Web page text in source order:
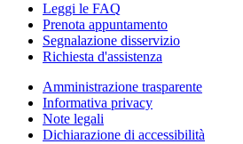
Leggi le FAQ
Prenota appuntamento
Segnalazione disservizio
Richiesta d'assistenza
Amministrazione trasparente
Informativa privacy
Note legali
Dichiarazione di accessibilità